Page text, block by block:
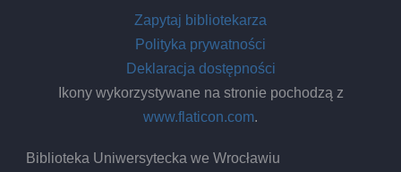
Zapytaj bibliotekarza
Polityka prywatności
Deklaracja dostępności
Ikony wykorzystywane na stronie pochodzą z
www.flaticon.com.
Biblioteka Uniwersytecka we Wrocławiu